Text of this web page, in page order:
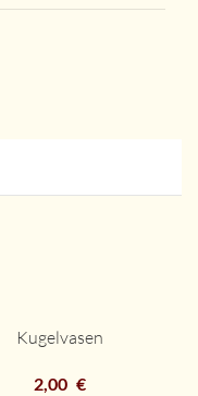
Kugelvasen
2,00 €